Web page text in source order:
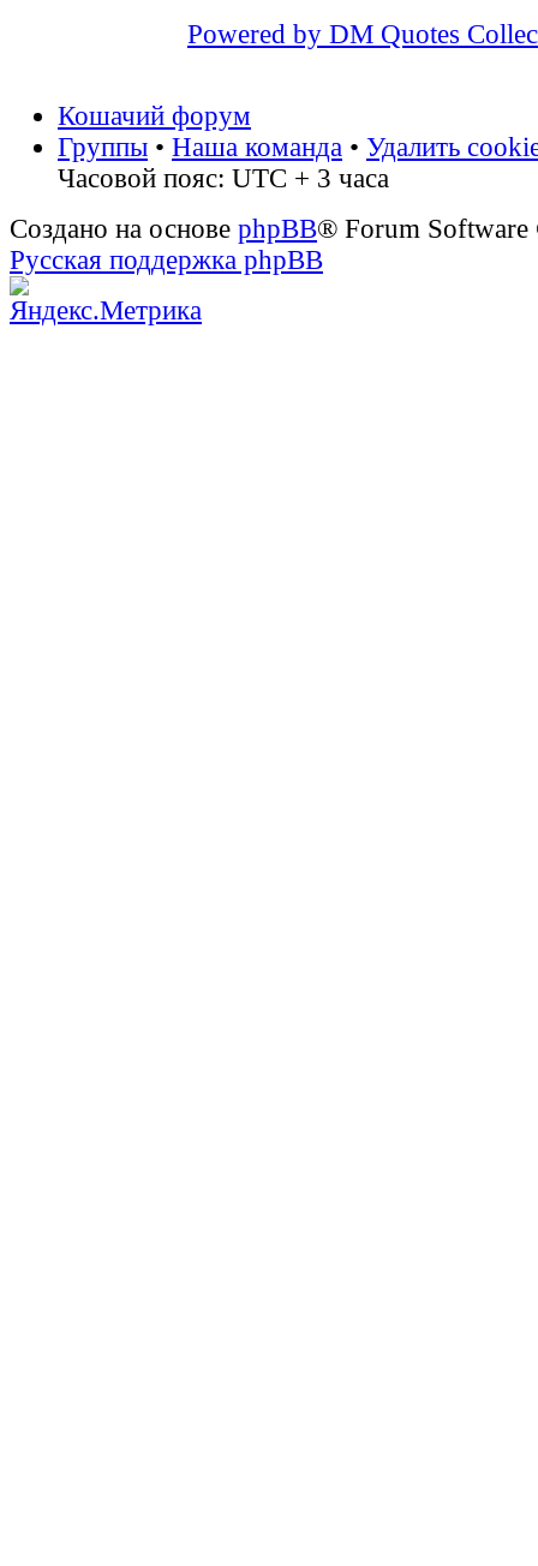
Powered by DM Quotes
Кошачий форум
Группы • Наша команда • Удалить
Часовой пояс: UTC + 3 часа
Создано на основе phpBB® Forum
Русская поддержка phpBB